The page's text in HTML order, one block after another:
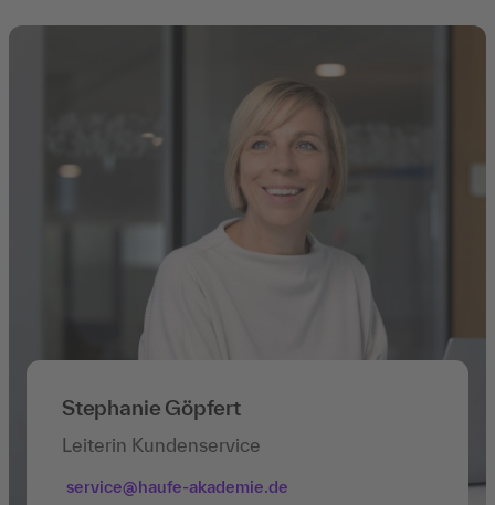
Stephanie Göpfert
Leiterin Kundenservice
service@haufe-akademie.de